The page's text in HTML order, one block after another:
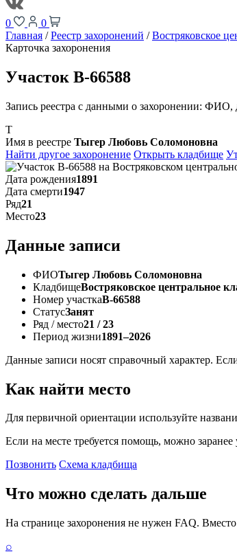
0
0
Главная / Реестр захоронений / Востряковское
Карточка захоронения
Участок В-66588
Запись реестра с данными о захоронении:
Т
Имя в реестре Тыгер Любовь Соломоновна
Найти другое захоронение Открыть кладбище
Дата рождения1891
Дата смерти1947
Ряд21
Место23
Данные записи
ФИОТыгер Любовь Соломоновна
КладбищеВостряковское центральное
Номер участкаВ-66588
СтатусЗанят
Ряд / место21 / 23
Период жизни1891–2026
Данные записи носят справочный характер.
Как найти место
Для первичной ориентации используйте
Если на месте требуется помощь, можно заранее
Позвонить Схема кладбища
Что можно сделать дальше
На странице захоронения не нужен FAQ. Вместо
⌕